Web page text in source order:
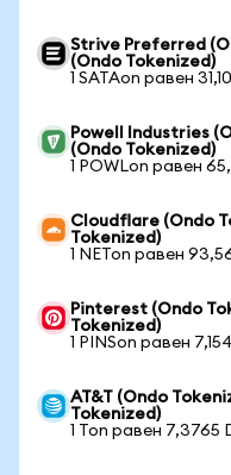
Strive Preferred
(Ondo Tokenized)
1 SATAon равен
Powell Industries
(Ondo Tokenized)
1 POWLon равен
Cloudflare (Ondo
Tokenized)
1 NETon равен
Pinterest (Ondo
Tokenized)
1 PINSon равен
AT&T (Ondo
Tokenized)
1 Ton равен 7,3765